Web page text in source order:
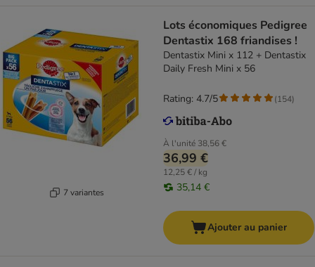
7 variantes
Lots économiques Pedigree
Dentastix 168 friandises !
Dentastix Mini x 112 + Dentastix
Daily Fresh Mini x 56
À l'unité 38,56 €
36,99 €
12,25 € / kg
35,14 €
Rating: 4.7/5 (154)
Ajouter au panier